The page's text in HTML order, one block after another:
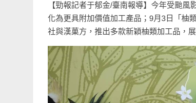
【勁報記者于郁金/臺南報導】今年受颱
化為更具附加價值加工產品；9月3日「柚
社與漢菓方，推出多款新穎柚類加工品，